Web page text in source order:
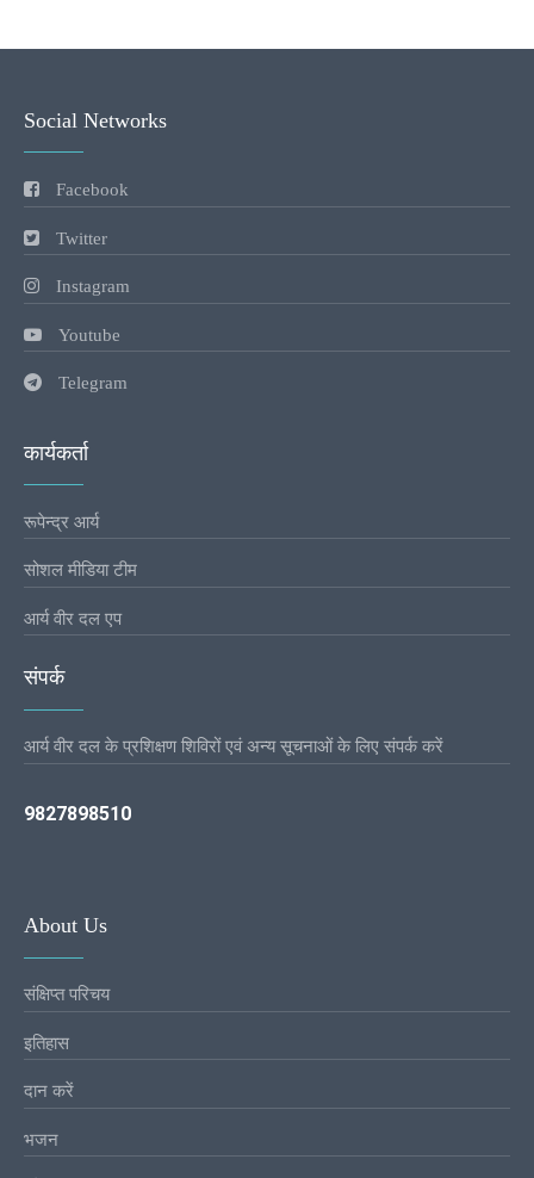
Social Networks
Facebook
Twitter
Instagram
Youtube
Telegram
कार्यकर्ता
रूपेन्द्र आर्य
सोशल मीडिया टीम
आर्य वीर दल एप
संपर्क
आर्य वीर दल के प्रशिक्षण शिविरों एवं अन्य सूचनाओं के लिए संपर्क करें
9827898510
About Us
संक्षिप्त परिचय
इतिहास
दान करें
भजन